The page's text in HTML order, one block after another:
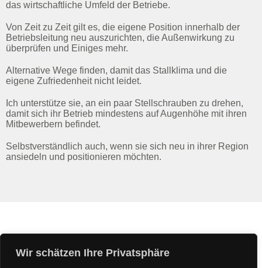
Wir schätzen Ihre Privatsphäre
das wirtschaftliche Umfeld der Betriebe.
Von Zeit zu Zeit gilt es, die eigene Position innerhalb der
Betriebsleitung neu auszurichten, die Außenwirkung zu
überprüfen und Einiges mehr.
Alternative Wege finden, damit das Stallklima und die
eigene Zufriedenheit nicht leidet.
Ich unterstütze sie, an ein paar Stellschrauben zu drehen,
damit sich ihr Betrieb mindestens auf Augenhöhe mit ihren
Mitbewerbern befindet.
Selbstverständlich auch, wenn sie sich neu in ihrer Region
ansiedeln und positionieren möchten.